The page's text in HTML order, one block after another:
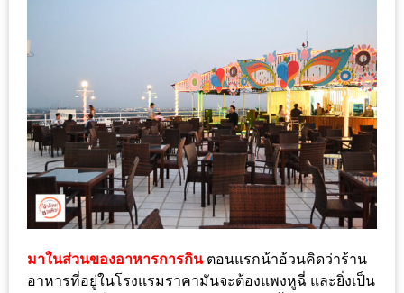
เชียงใหม่
PANDA
TIME
:
ทำไม
เรา
ไม่
ทำ
มาในส่วนของอาหารการกิน ตอนแรกน้าอ้วนคิดว่าร้าน
อาหารที่อยู่ในโรงแรมราคามันจะต้องแพงหูฉี่ และยิ่งเป็น